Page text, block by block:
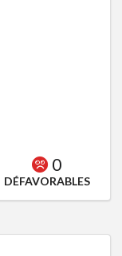
0
DÉFAVORABLES